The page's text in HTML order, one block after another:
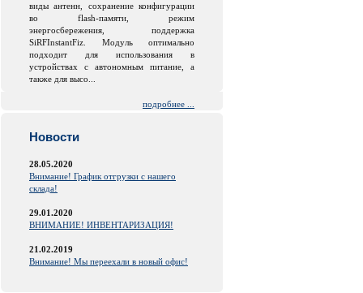
виды антенн, сохранение конфигурации
во flash-памяти, режим
энергосбережения, поддержка
SiRFInstantFiz. Модуль оптимально
подходит для использования в
устройствах с автономным питание, а
также для высо...
подробнее ...
Новости
28.05.2020
Внимание! График отгрузки с нашего
склада!
29.01.2020
ВНИМАНИЕ! ИНВЕНТАРИЗАЦИЯ!
21.02.2019
Внимание! Мы переехали в новый офис!